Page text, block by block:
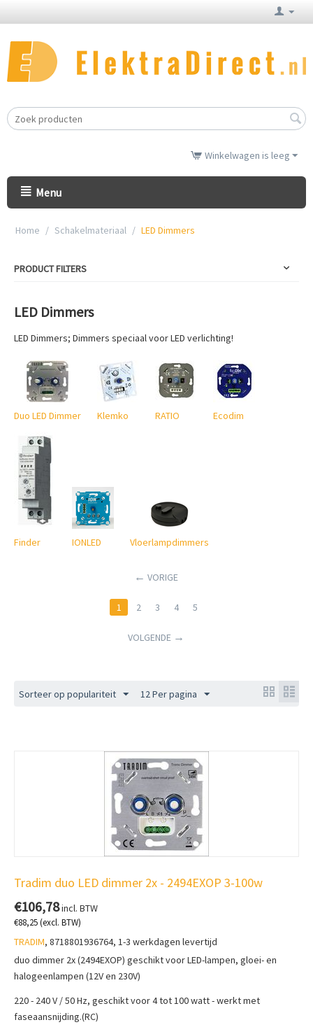
Winkelwagen is leeg
Menu
Home / Schakelmateriaal / LED Dimmers
PRODUCT FILTERS
LED Dimmers
LED Dimmers; Dimmers speciaal voor LED verlichting!
Duo LED Dimmer Klemko RATIO Ecodim
Finder IONLED Vloerlampdimmers
VORIGE
1 2 3 4 5
VOLGENDE
Sorteer op populariteit 12 Per pagina
Tradim duo LED dimmer 2x - 2494EXOP 3-100w
€106,78incl. BTW
€88,25(excl. BTW)
TRADIM, 8718801936764, 1-3 werkdagen levertijd
duo dimmer 2x (2494EXOP) geschikt voor LED-lampen, gloei- en
halogeenlampen (12V en 230V)
220 - 240 V / 50 Hz, geschikt voor 4 tot 100 watt - werkt met
faseaansnijding.(RC)